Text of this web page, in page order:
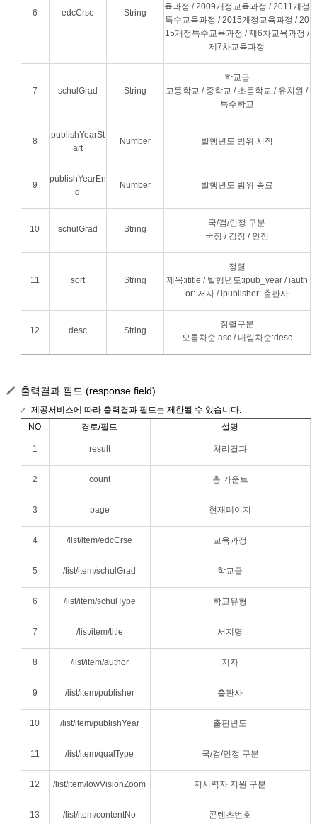
6 edcCrse String
육과정 / 2009개정교육과정 / 2011개정
특수교육과정 / 2015개정교육과정 / 20
15개정특수교육과정 / 제6차교육과정 /
제7차교육과정
7 schulGrad String
학교급
고등학교 / 중학교 / 초등학교 / 유치원 /
특수학교
8
publishYearSt
art
Number 발행년도 범위 시작
9
publishYearEn
d
Number 발행년도 범위 종료
10 schulGrad String
국/검/인정 구분
국정 / 검정 / 인정
11 sort String
정렬
제목:ititle / 발행년도:ipub_year / iauth
or: 저자 / ipublisher: 출판사
12 desc String
정렬구분
오름차순:asc / 내림차순:desc
출력결과 필드 (response field)
제공서비스에 따라 출력결과 필드는 제한될 수 있습니다.
NO
경로/필드 설명
1 result 처리결과
2 count 총 카운트
3 page 현재페이지
4 /list/item/edcCrse 교육과정
5 /list/item/schulGrad 학교급
6 /list/item/schulType 학교유형
7 /list/item/title 서지명
8 /list/item/author 저자
9 /list/item/publisher 출판사
10 /list/item/publishYear 출판년도
11 /list/item/qualType 국/검/인정 구분
12 /list/item/lowVisionZoom 저시력자 지원 구분
13 /list/item/contentNo 콘텐츠번호